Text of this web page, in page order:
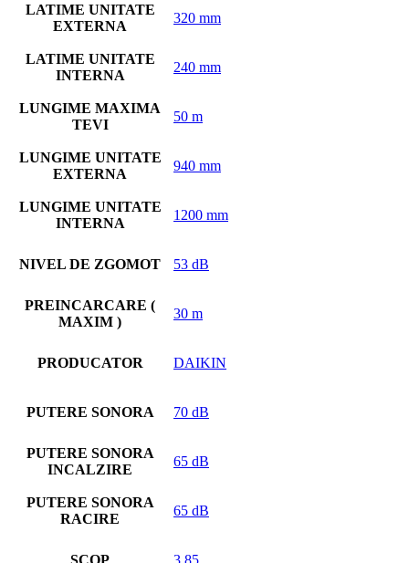
LATIME UNITATE
EXTERNA
320 mm
LATIME UNITATE
INTERNA
240 mm
LUNGIME MAXIMA
TEVI
50 m
LUNGIME UNITATE
EXTERNA
940 mm
LUNGIME UNITATE
INTERNA
1200 mm
NIVEL DE ZGOMOT 53 dB
PREINCARCARE (
MAXIM )
30 m
PRODUCATOR DAIKIN
PUTERE SONORA 70 dB
PUTERE SONORA
INCALZIRE
65 dB
PUTERE SONORA
RACIRE
65 dB
SCOP 3.85